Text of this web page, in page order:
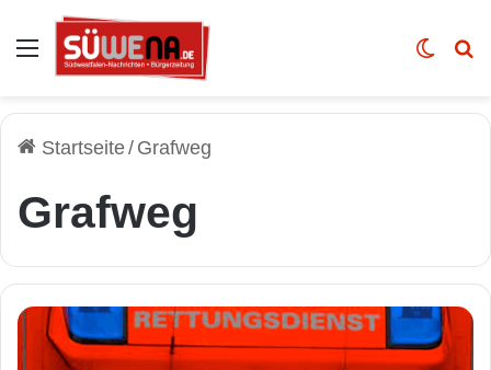
Auswahl Skin
Startseite/ Grafweg
Grafweg